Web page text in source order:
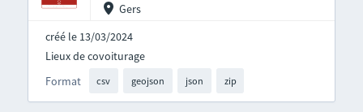
Gers
créé le 13/03/2024
Format csv geojson json zip
Lieux de covoiturage